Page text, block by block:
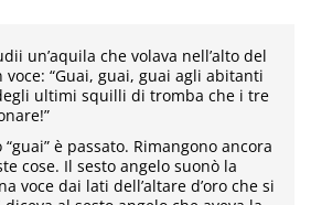
un’aquila che volava nell’alto del
“Guai, guai, guai agli abitanti
ultimi squilli di tromba che i tre
“guai” è passato. Rimangono ancora
cose. Il sesto angelo suonò la
voce dai lati dell’altare d’oro che si